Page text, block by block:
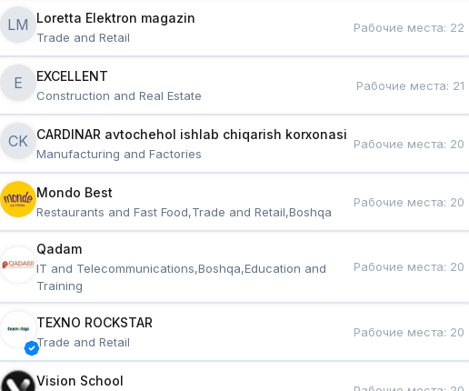
LM Loretta Elektron magazin
Trade and Retail
Рабочие места: 22
E EXCELLENT
Construction and Real Estate
Рабочие места: 21
CK CARDINAR avtochehol ishlab chiqarish korxonasi
Manufacturing and Factories
Рабочие места: 20
Mondo Best
Restaurants and Fast Food,Trade and Retail,Boshqa
Рабочие места: 20
Qadam
IT and Telecommunications,Boshqa,Education and
Training
Рабочие места: 20
TEXNO ROCKSTAR
Trade and Retail
Рабочие места: 20
Vision School